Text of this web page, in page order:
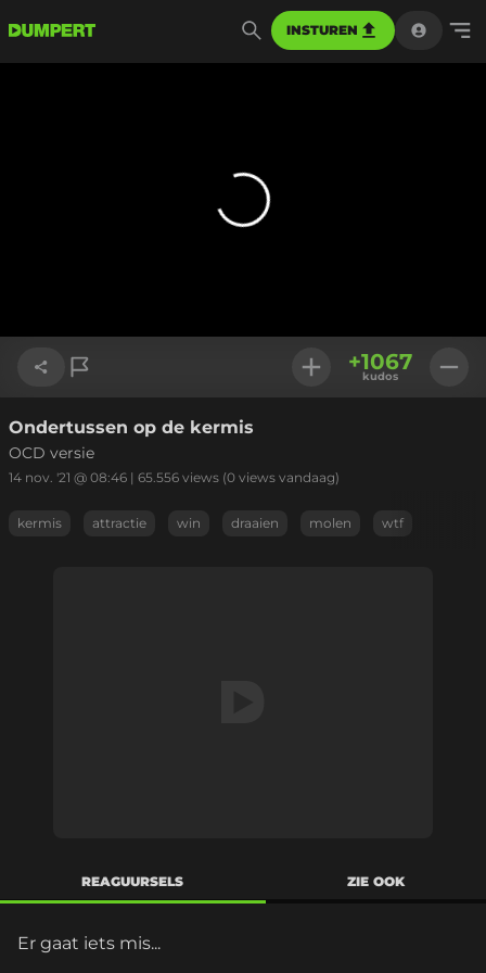
INSTUREN
Link kopiëren
+1067
kudos
Ondertussen op de kermis
OCD versie
14 nov. '21 @ 08:46 | 65.556 views (0 views vandaag)
kermis attractie win draaien molen wtf
REAGUURSELS ZIE OOK
Er gaat iets mis...